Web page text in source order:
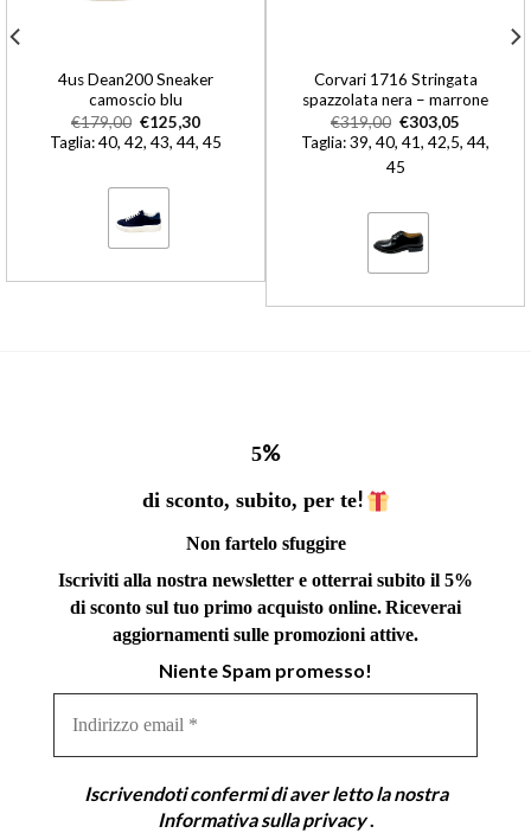
4us Dean200 Sneaker
camoscio blu
€179,00 €125,30
Taglia: 40, 42, 43, 44, 45
Corvari 1716 Stringata
spazzolata nera – marrone
€319,00 €303,05
Taglia: 39, 40, 41, 42,5, 44,
45
5%
di sconto, subito, per te!
Non fartelo sfuggire
Iscriviti alla nostra newsletter e otterrai subito il 5%
di sconto sul tuo primo acquisto online.Riceverai
aggiornamenti sulle promozioni attive.
Niente Spam promesso!
email
Iscrivendoti confermi di aver letto la nostra
Informativa sulla privacy.